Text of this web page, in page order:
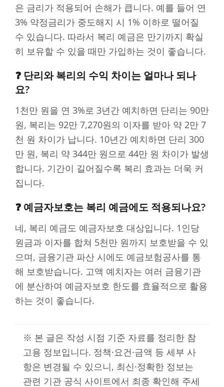
은 금리가 적용되어 손해가 큽니다. 예를 들어 연
3% 약정금리가 중도해지 시 1% 이하로 떨어질
수 있습니다. 따라서 복리 예금은 만기까지 확실
히 보유할 수 있을 때만 가입하는 것이 좋습니다.
❓ 단리와 복리의 수익 차이는 얼마나 되나
요?
1천만 원을 연 3%로 3년간 예치하면 단리는 90만
원, 복리는 92만 7,270원의 이자를 받아 약 2만 7
천 원 차이가 납니다. 10년간 예치하면 단리 300
만 원, 복리 약 344만 원으로 44만 원 차이가 발생
합니다. 기간이 길어질수록 복리 효과는 더욱 커
집니다.
❓ 예금자보호는 복리 예금에도 적용되나요?
네, 복리 예금도 예금자보호 대상입니다. 1인당
원금과 이자를 합쳐 5천만 원까지 보호받을 수 있
으며, 금융기관 파산 시에도 예금보험공사를 통
해 보호받습니다. 고액 예치자는 여러 금융기관
에 분산하여 예금자보호 한도를 효율적으로 활용
하는 것이 좋습니다.
※ 본 글은 작성 시점 기준 자료를 정리한 참
고용 정보입니다. 정책·요건·금액 등 세부 사
항은 변경될 수 있으니, 최신·정확한 정보는
관련 기관 공식 사이트에서 최종 확인해 주세